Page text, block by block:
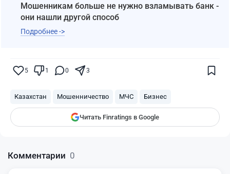
Мошенникам больше не нужно взламывать банк -
они нашли другой способ
Подробнее ->
5 1 0 3
Казахстан Мошенничество МЧС Бизнес
Читать Finratings в Google
показываться вам
Комментарии 0